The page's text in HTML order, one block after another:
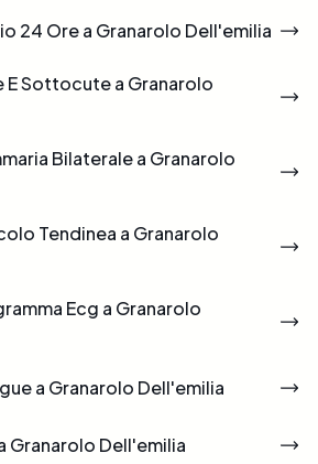
24 Ore a Granarolo Dell'emilia
E Sottocute a Granarolo
Bilaterale a Granarolo
Tendinea a Granarolo
Ecg a Granarolo
a Granarolo Dell'emilia
Granarolo Dell'emilia